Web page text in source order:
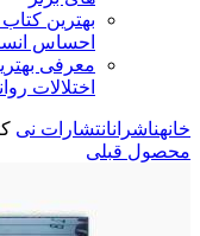
بهترین
احساس
معرفی
اختلالات
خانهناشرانانتشارات نی
محصول قبلی